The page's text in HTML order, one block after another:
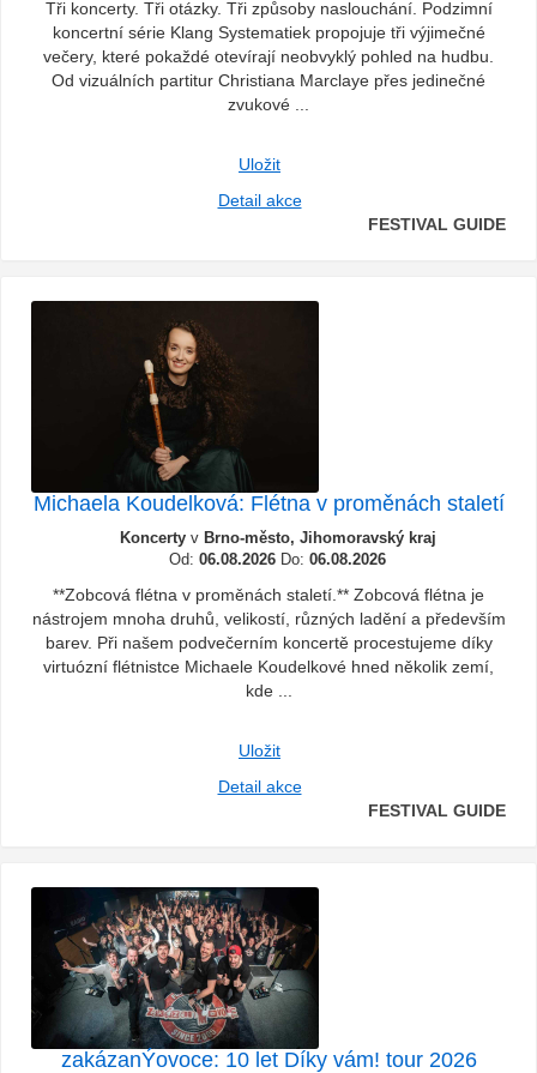
Tři koncerty. Tři otázky. Tři způsoby naslouchání. Podzimní
koncertní série Klang Systematiek propojuje tři výjimečné
večery, které pokaždé otevírají neobvyklý pohled na hudbu.
Od vizuálních partitur Christiana Marclaye přes jedinečné
zvukové ...
Uložit
Detail akce
FESTIVAL GUIDE
Michaela Koudelková: Flétna v proměnách staletí
Koncertyv Brno-město, Jihomoravský kraj
Od: 06.08.2026 Do: 06.08.2026
**Zobcová flétna v proměnách staletí.** Zobcová flétna je
nástrojem mnoha druhů, velikostí, různých ladění a především
barev. Při našem podvečerním koncertě procestujeme díky
virtuózní flétnistce Michaele Koudelkové hned několik zemí,
kde ...
Uložit
Detail akce
FESTIVAL GUIDE
zakázanÝovoce: 10 let Díky vám! tour 2026